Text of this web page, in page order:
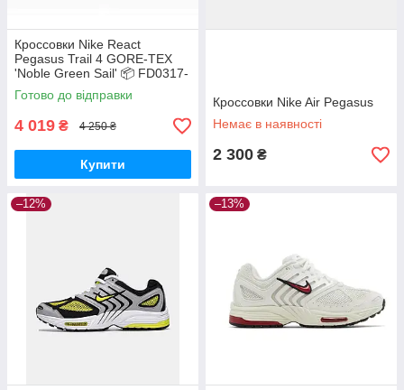
Кроссовки Nike React
Pegasus Trail 4 GORE-TEX
'Noble Green Sail' 📦 FD0317-
333
Готово до відправки
4 019 ₴ 4 250 ₴
Купити
Кроссовки Nike Air Pegasus
Немає в наявності
2 300 ₴
–12% –13%